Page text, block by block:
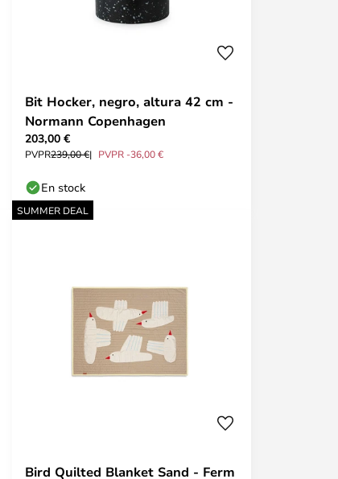
Bit Hocker, negro, altura 42 cm -
Normann Copenhagen
203,00 €
PVPR239,00 € PVPR -36,00 €
En stock
SUMMER DEAL
Bird Quilted Blanket Sand - Ferm